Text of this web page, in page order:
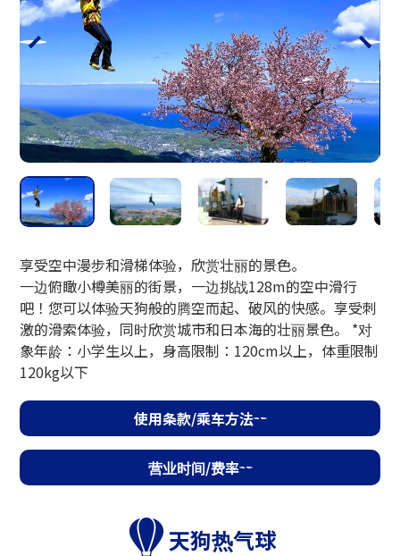
享受空中漫步和滑梯体验，欣赏壮丽的景色。
一边俯瞰小樽美丽的街景，一边挑战128m的空中滑行
吧！您可以体验天狗般的腾空而起、破风的快感。享受刺
激的滑索体验，同时欣赏城市和日本海的壮丽景色。 *对
象年龄：小学生以上，身高限制：120cm以上，体重限制
120kg以下
使用条款/乘车方法
营业时间/费率
天狗热气球
营业时间/费率